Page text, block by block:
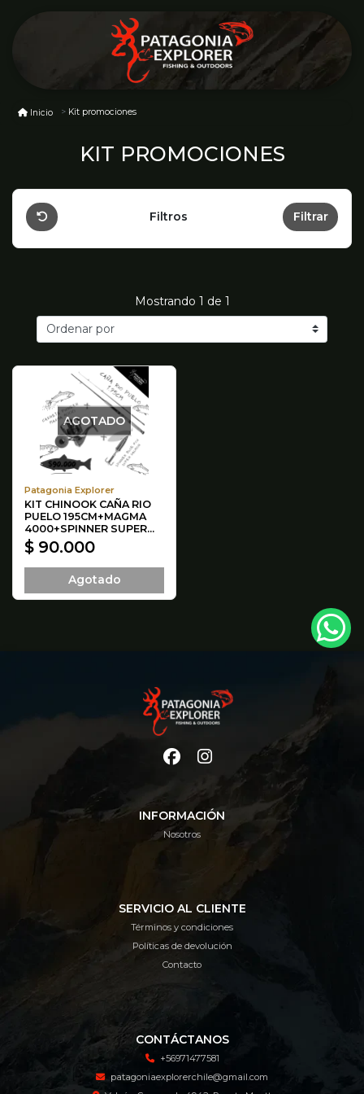
Inicio Kit promociones
KIT PROMOCIONES
Filtros Filtrar
Mostrando 1 de 1
AGOTADO
Patagonia Explorer
KIT CHINOOK CAÑA RIO
PUELO 195CM+MAGMA
4000+SPINNER SUPER...
$ 90.000
Agotado
INFORMACIÓN
Nosotros
SERVICIO AL CLIENTE
Términos y condiciones
Políticas de devolución
Contacto
CONTÁCTANOS
+56971477581
patagoniaexplorerchile@gmail.com